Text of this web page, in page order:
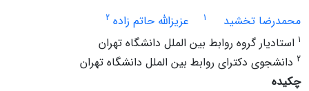
محمدرضا تخشید
1 عزیزالله حاتم‏ زاده 2
1 استادیار گروه روابط بین‏ الملل دانشگاه تهران
2 دانشجوی دکترای روابط بین‏ الملل دانشگاه تهران
چکیده